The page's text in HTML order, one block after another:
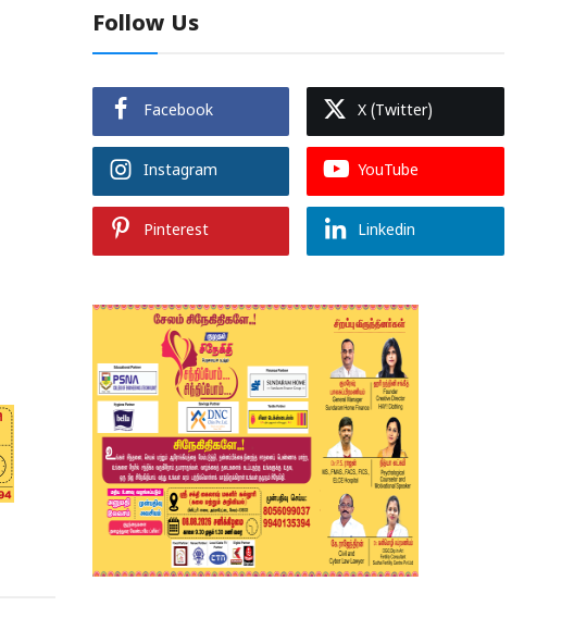
Follow Us
Facebook X (Twitter)
Instagram YouTube
Pinterest Linkedin